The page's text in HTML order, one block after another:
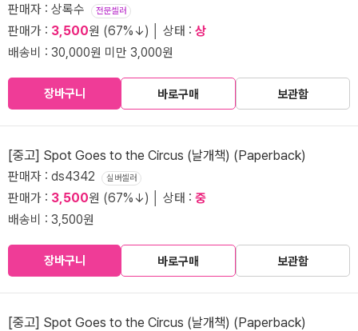
판매자 : 상록수 전문셀러
판매가 : 3,500원 (67%↓) │ 상태 : 상
배송비 : 30,000원 미만 3,000원
장바구니 바로구매 보관함
[중고] Spot Goes to the Circus (날개책) (Paperback)
판매자 : ds4342 실버셀러
판매가 : 3,500원 (67%↓) │ 상태 : 중
배송비 : 3,500원
장바구니 바로구매 보관함
[중고] Spot Goes to the Circus (날개책) (Paperback)